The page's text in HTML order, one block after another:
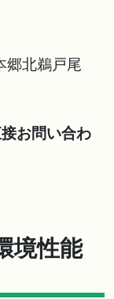
北鵜戸尾
お問い合わ
境性能